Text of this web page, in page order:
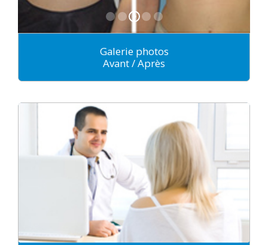
Galerie photos
Avant / Après